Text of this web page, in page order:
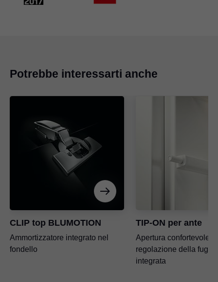
Potrebbe interessarti anche
CLIP top BLUMOTION
Ammortizzatore integrato nel
fondello
TIP-ON per ante
Apertura confortevole
regolazione della fuga
integrata